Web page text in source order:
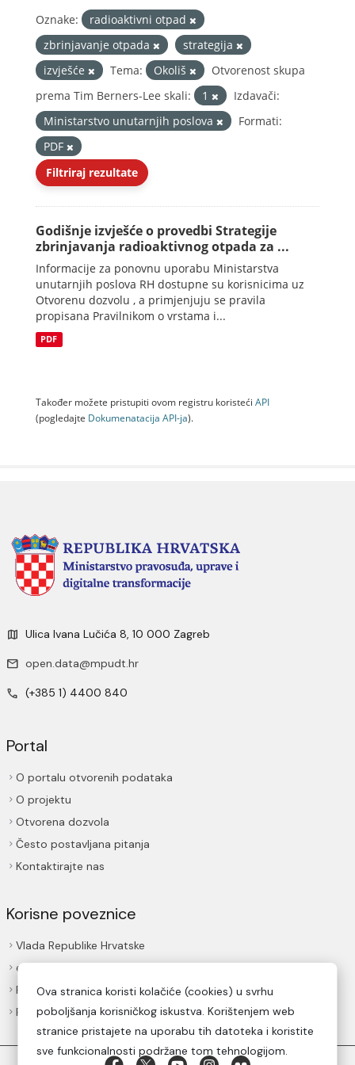
Oznake:
radioaktivni otpad
zbrinjavanje otpada
strategija
izvješće
Tema: Okoliš
Otvorenost skupa
prema Tim Berners-Lee skali:
1
Izdavači:
Ministarstvo unutarnjih poslova
Formati:
PDF
Filtriraj rezultate
Godišnje izvješće o provedbi Strategije
zbrinjavanja radioaktivnog otpada za ...
Informacije za ponovnu uporabu Ministarstva
unutarnjih poslova RH dostupne su korisnicima uz
Otvorenu dozvolu , a primjenjuju se pravila
propisana Pravilnikom o vrstama i...
PDF
Također možete pristupiti ovom registru koristeći API
(pogledajte Dokumenаtаcijа API-jа).